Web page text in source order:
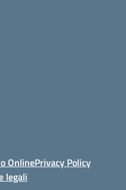
OnlinePrivacy Policy
legali